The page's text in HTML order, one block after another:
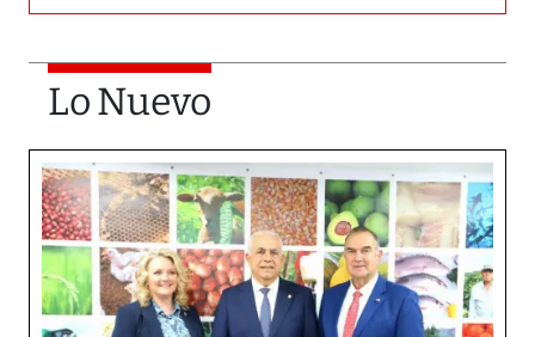
Lo Nuevo